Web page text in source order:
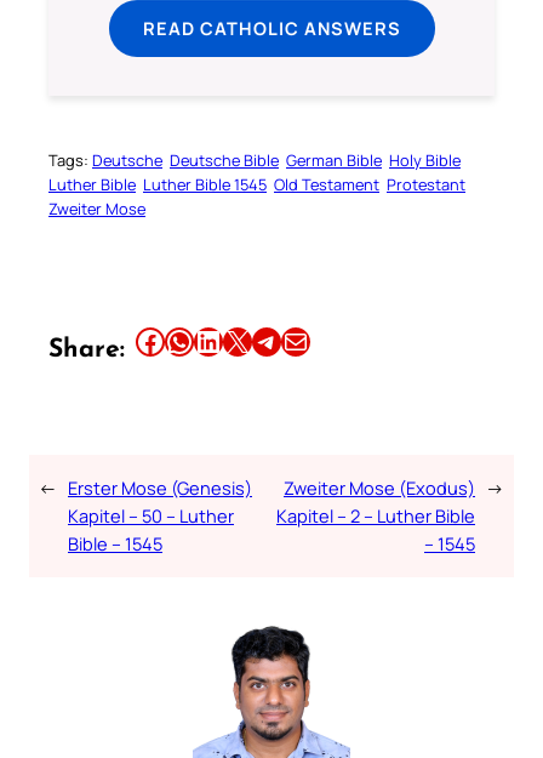
READ CATHOLIC ANSWERS
Tags: Deutsche Deutsche Bible German Bible Holy Bible
Luther Bible Luther Bible 1545 Old Testament Protestant
Zweiter Mose
Share: Share this article on Facebook Share this article on WhatsApp Share this article on LinkedIn Share this article on X Share this article on TelegramEmail this Article
← Erster Mose (Genesis)
Kapitel – 50 – Luther
Bible – 1545
Zweiter Mose (Exodus)
Kapitel – 2 – Luther Bible
– 1545
→